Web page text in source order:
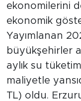
ekonomilerini
ekonomik
Yayımlanan
büyükşehirler
aylık su
maliyetle
TL) oldu.